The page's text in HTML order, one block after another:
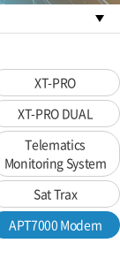
XT-PRO
XT-PRO DUAL
Telematics
Monitoring System
Sat Trax
APT7000 Modem